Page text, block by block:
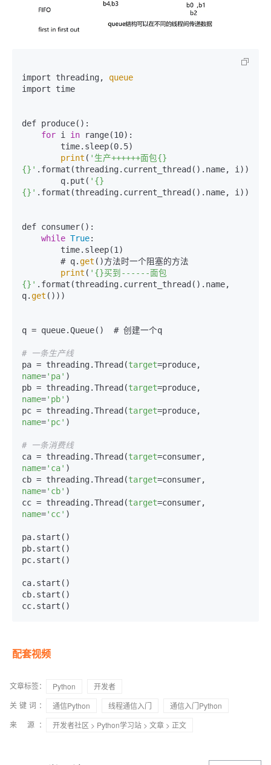
import threading,
import time
def produce():
for i in range(10):
print ( '生产++++++面包{}
{}' .format(threading.current_thread().name, i))
        q.put(
'{}
{}' .format(threading.current_thread().name, i))
def consumer():
while True:
        # q.
get ()方法时一个阻塞的方法
print ( '{}买到------面包
{}' .format(threading.current_thread().name,
q.get ()))
q = queue.Queue()  # 创建一个q
# 一条生产线
pa = threading.Thread(target
name='pa' )
pb = threading.Thread(target
name='pb' )
pc = threading.Thread(target
name='pc' )
# 一条消费线
ca = threading.Thread(target
name='ca' )
cb = threading.Thread(target
name='cb' )
cc = threading.Thread(target
name='cc' )
pa.start()
pb.start()
pc.start()
ca.start()
cb.start()
cc.start()
配套视频
文章标签： Python
开发者
关键词：
通信Python 线程通信入门
通信入门Python
来 源：
开发者社区 > Python学习站 > 文章 > 正文